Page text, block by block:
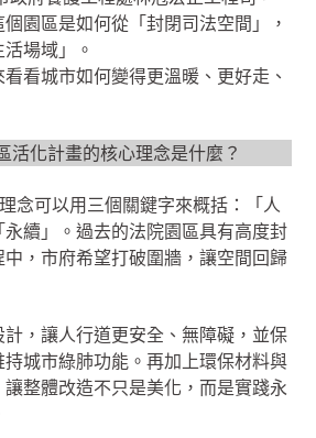
園區是如何從「封閉司法空間」，
場域」。
看城市如何變得更溫暖、更好走、
活化計畫的核心理念是什麼？
念可以用三個關鍵字來概括：「人
續」。過去的法院園區具有高度封
，市府希望打破圍牆，讓空間回歸
，讓人行道更安全、無障礙，並保
城市綠肺功能。再加上環保材料與
整體改造不只是美化，而是實踐永